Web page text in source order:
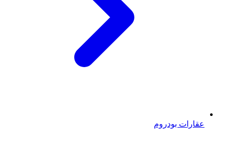
عقارات بودروم